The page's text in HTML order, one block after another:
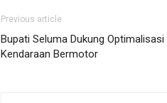
Previous article
Bupati Seluma Dukung Optimalisasi
Kendaraan Bermotor